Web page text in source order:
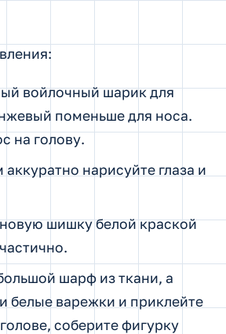
войлочный шарик для
поменьше для носа.
на голову.
нарисуйте глаза и
шишку белой краской
шарф из ткани, а
белые варежки и приклейте
соберите фигурку